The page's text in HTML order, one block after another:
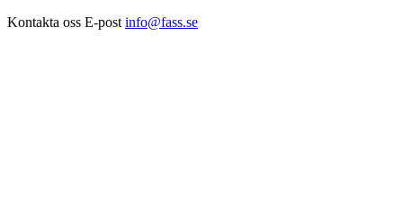
Kontakta oss E-post info@fass.se